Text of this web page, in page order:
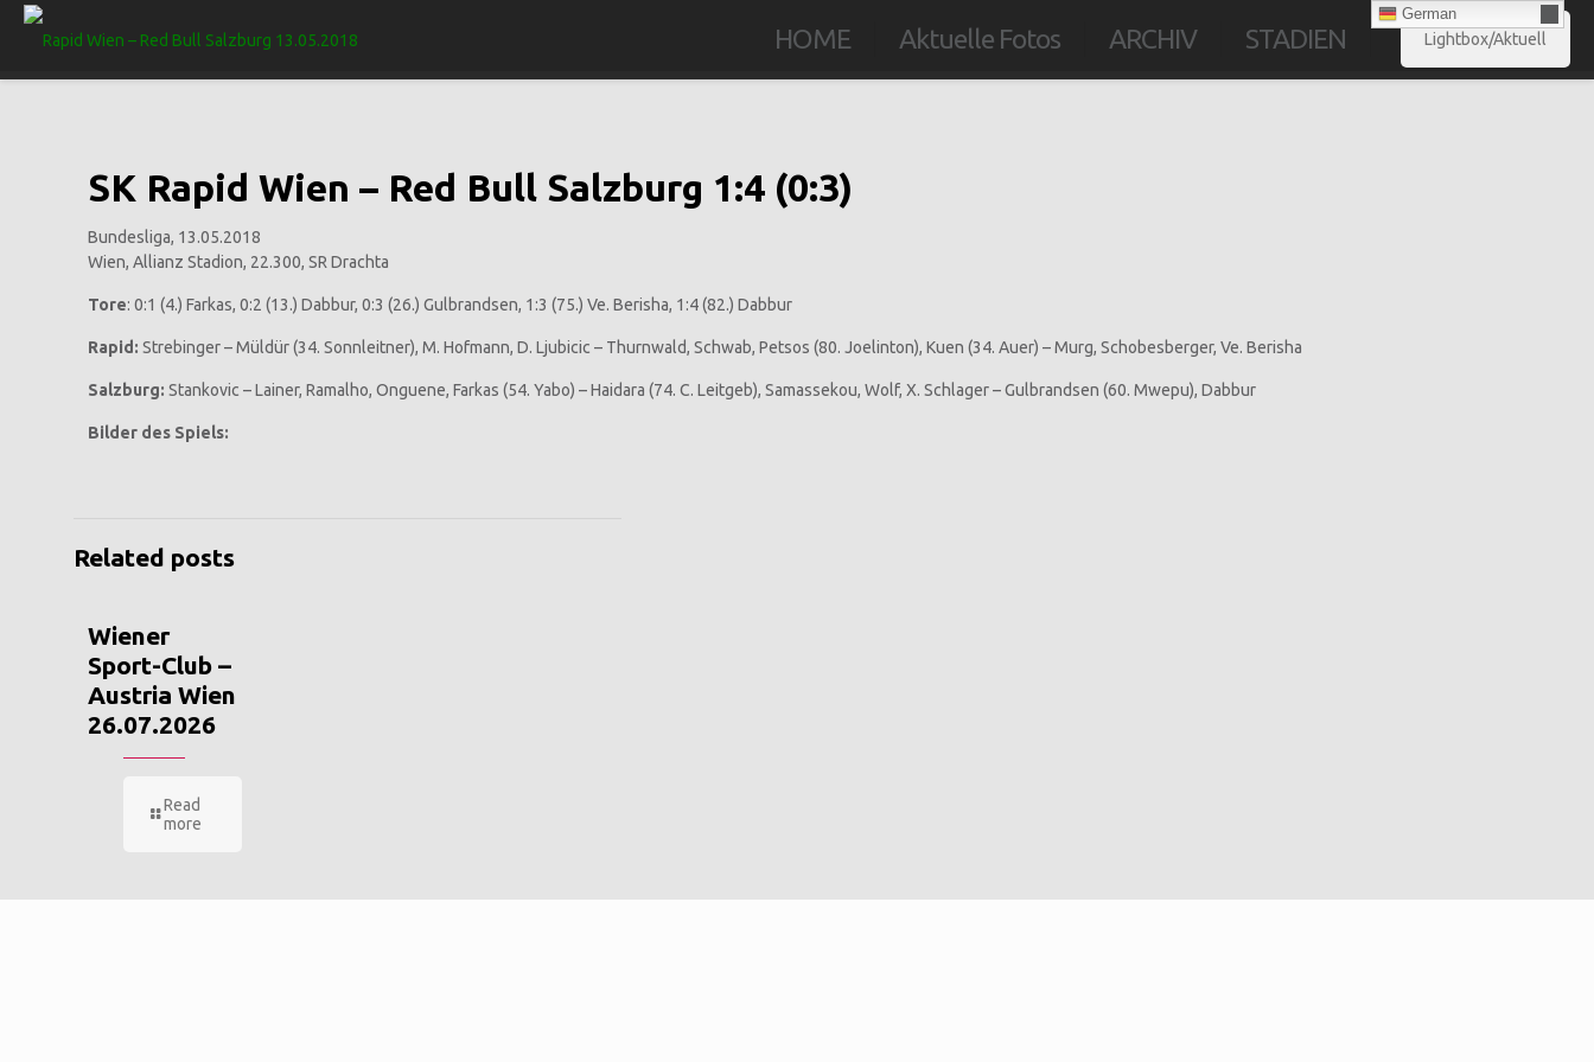
HOME Aktuelle Fotos ARCHIV STADIEN
German
Lightbox/Aktuell
SK Rapid Wien – Red Bull Salzburg 1:4 (0:3)
Bundesliga, 13.05.2018
Wien, Allianz Stadion, 22.300, SR Drachta
Tore: 0:1 (4.) Farkas, 0:2 (13.) Dabbur, 0:3 (26.) Gulbrandsen, 1:3 (75.) Ve. Berisha, 1:4 (82.) Dabbur
Rapid: Strebinger – Müldür (34. Sonnleitner), M. Hofmann, D. Ljubicic – Thurnwald, Schwab, Petsos (80. Joelinton), Kuen (34. Auer) – Murg, Schobesberger, Ve. Berisha
Salzburg: Stankovic – Lainer, Ramalho, Onguene, Farkas (54. Yabo) – Haidara (74. C. Leitgeb), Samassekou, Wolf, X. Schlager – Gulbrandsen (60. Mwepu), Dabbur
Bilder des Spiels:
Related posts
Wiener
Sport-Club –
Austria Wien
26.07.2026
Read
more